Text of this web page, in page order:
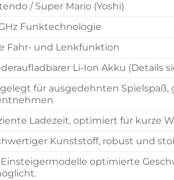
/ Super Mario (Yoshi)
Funktechnologie
Fahr- und Lenkfunktion
Li-Ion Akku (Details
für ausgedehnten
Ladezeit, optimiert für kurze
Kunststoff, robust und
Einsteigermodelle optimierte